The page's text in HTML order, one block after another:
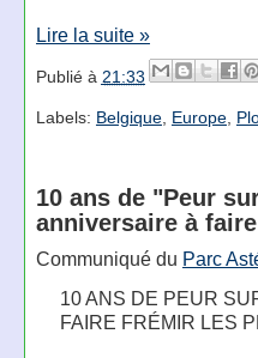
Lire la suite »
Publié à 21:33
Labels: Belgique, Europe,
10 ans de "Peur
anniversaire à
Communiqué du Parc
10 ANS DE PEUR
FAIRE FRÉMIR LES